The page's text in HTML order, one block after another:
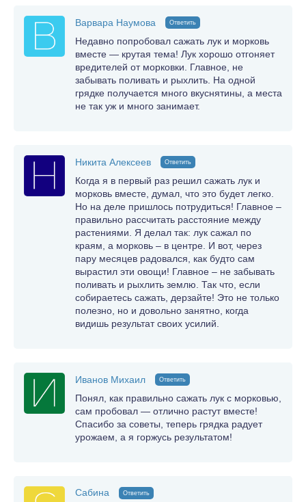
Варвара Наумова Ответить
Недавно попробовал сажать лук и морковь
вместе — крутая тема! Лук хорошо отгоняет
вредителей от морковки. Главное, не
забывать поливать и рыхлить. На одной
грядке получается много вкуснятины, а места
не так уж и много занимает.
Никита Алексеев Ответить
Когда я в первый раз решил сажать лук и
морковь вместе, думал, что это будет легко.
Но на деле пришлось потрудиться! Главное –
правильно рассчитать расстояние между
растениями. Я делал так: лук сажал по
краям, а морковь – в центре. И вот, через
пару месяцев радовался, как будто сам
вырастил эти овощи! Главное – не забывать
поливать и рыхлить землю. Так что, если
собираетесь сажать, дерзайте! Это не только
полезно, но и довольно занятно, когда
видишь результат своих усилий.
Иванов Михаил Ответить
Понял, как правильно сажать лук с морковью,
сам пробовал — отлично растут вместе!
Спасибо за советы, теперь грядка радует
урожаем, а я горжусь результатом!
Сабина Ответить